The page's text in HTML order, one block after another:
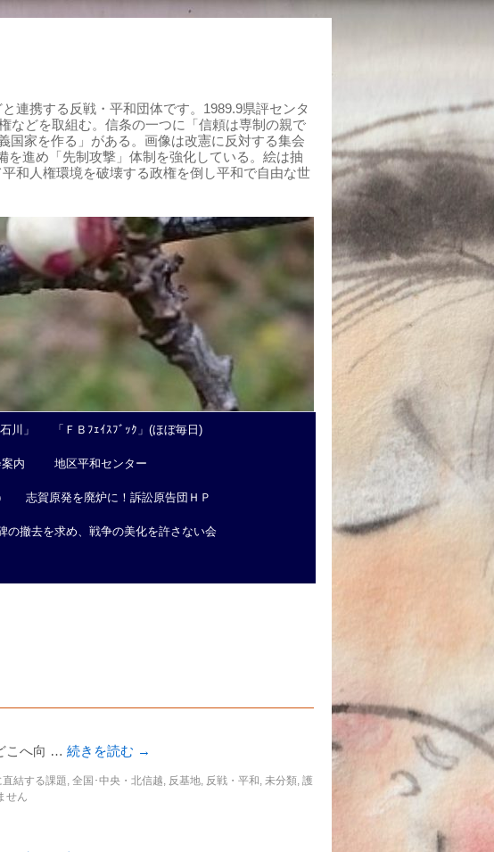
連携する反戦・平和団体です。1989.9県評センタ
などを取組む。信条の一つに「信頼は専制の親で
国家を作る」がある。画像は改憲に反対する集会
進め「先制攻撃」体制を強化している。絵は抽
和人権環境を破壊する政権を倒し平和で自由な世
川」 「ＦＢﾌｪｲｽﾌﾞｯｸ」(ほぼ毎日)
内 地区平和センター
志賀原発を廃炉に！訴訟原告団ＨＰ
の撤去を求め、戦争の美化を許さない会
こへ向 … 続きを読む →
結する課題, 全国･中央・北信越, 反基地, 反戦・平和, 未分類, 護
せん